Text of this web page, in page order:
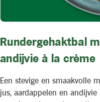
Rundergehaktbal
andijvie à la crème
Een stevige en smaakvolle
jus, aardappelen en